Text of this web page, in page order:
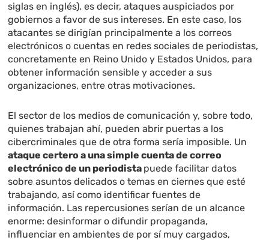
siglas en inglés), es decir, ataques auspiciados por
gobiernos a favor de sus intereses. En este caso, los
atacantes se dirigían principalmente a los correos
electrónicos o cuentas en redes sociales de periodistas,
concretamente en Reino Unido y Estados Unidos, para
obtener información sensible y acceder a sus
organizaciones, entre otras motivaciones.
El sector de los medios de comunicación y, sobre todo,
quienes trabajan ahí, pueden abrir puertas a los
cibercriminales que de otra forma sería imposible. Un
ataque certero a una simple cuenta de correo
electrónico de un periodista puede facilitar datos
sobre asuntos delicados o temas en ciernes que esté
trabajando, así como identificar fuentes de
información. Las repercusiones serían de un alcance
enorme: desinformar o difundir propaganda,
influenciar en ambientes de por sí muy cargados,